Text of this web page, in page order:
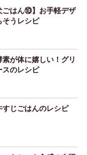
ごはん⑩】お手軽デザ
そうレシピ
素が体に嬉しい！グリ
スのレシピ
すじごはんのレシピ